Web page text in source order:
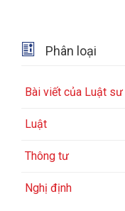
 Phân loại
Bài viết của Luật sư
Luật
Thông tư
Nghị định